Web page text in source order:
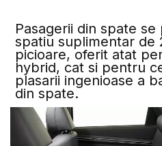
Pasagerii din spate
spatiu suplimentar de
picioare, oferit atat
hybrid, cat si pentru
plasarii ingenioase a
din spate.